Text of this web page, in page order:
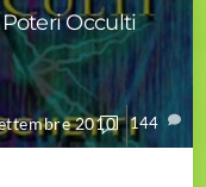
2010
Occulti
144